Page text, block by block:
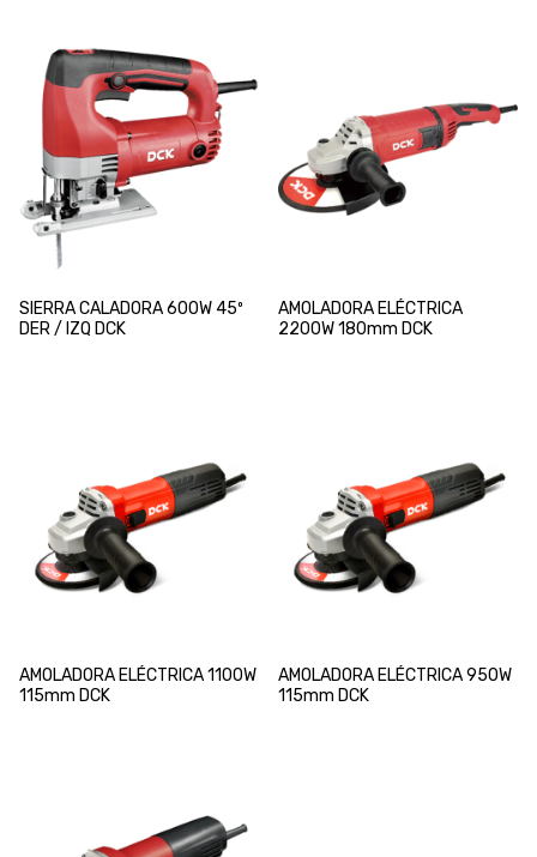
SIERRA CALADORA 600W 45º
DER / IZQ DCK
AMOLADORA ELÉCTRICA
2200W 180mm DCK
AMOLADORA ELÉCTRICA 1100W
115mm DCK
AMOLADORA ELÉCTRICA 950W
115mm DCK